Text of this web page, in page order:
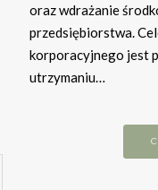
oraz wdrażanie
przedsiębiorstwa.
korporacyjnego jest
utrzymaniu…